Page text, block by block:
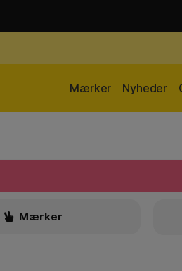
Nyheder
Mærker
Mærker